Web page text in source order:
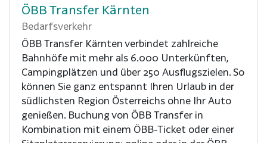
ÖBB Transfer Kärnten
Bedarfsverkehr
ÖBB Transfer Kärnten verbindet zahlreiche
Bahnhöfe mit mehr als 6.000 Unterkünften,
Campingplätzen und über 250 Ausflugszielen. So
können Sie ganz entspannt Ihren Urlaub in der
südlichsten Region Österreichs ohne Ihr Auto
genießen. Buchung von ÖBB Transfer in
Kombination mit einem ÖBB-Ticket oder einer